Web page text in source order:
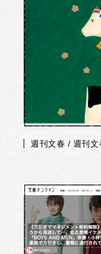
週刊文春 / 週刊文